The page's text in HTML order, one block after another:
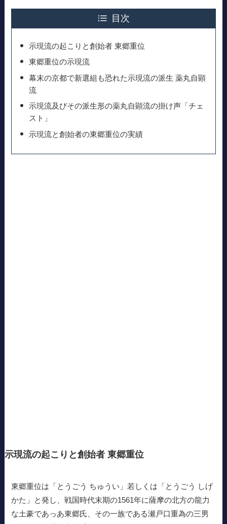
目次
示現流の起こりと創始者 東郷重位
東郷重位の示現流
幕末の京都で新選組も恐れた示現流の派生 薬丸自顕
流
示現流及びその派生形の薬丸自顕流の掛け声「チェ
スト」
示現流と創始者の東郷重位の実績
示現流の起こりと創始者 東郷重位
東郷重位は「とうごう ちゅうい」若しくは「とうごう しげ
かた」と発し、戦国時代末期の1561年に薩摩の北方の龍力
な土豪であっあ東郷氏、その一族である瀬戸口重為の三男